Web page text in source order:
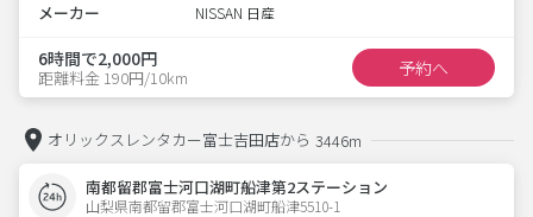
メーカー NISSAN 日産
6時間で2,000円
距離料金 190円/10km 予約へ
オリックスレンタカー富士吉田店から 3446m
南都留郡富士河口湖町船津第2ステーション
山梨県南都留郡富士河口湖町船津5510-1